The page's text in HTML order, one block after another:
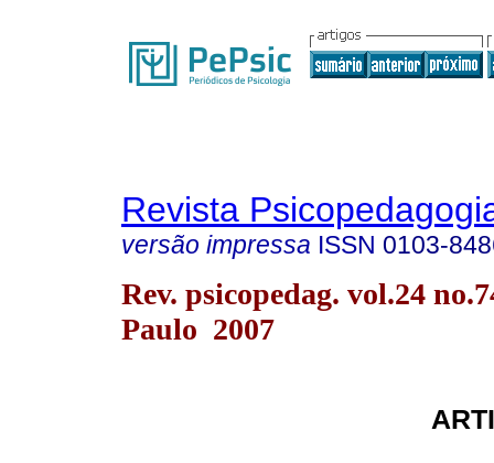
Revista
versão impressa ISSN 0103-
Rev. psicopedag. vol.24
Paulo 2007